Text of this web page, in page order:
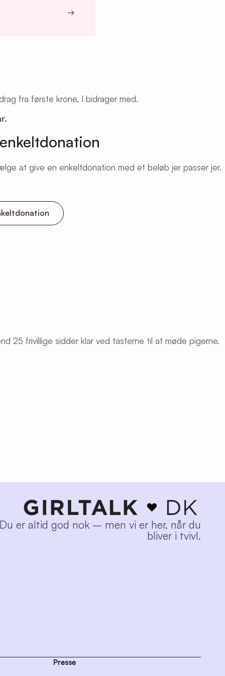
→
fra første krone, I bidrager med.
at give en enkeltdonation med et beløb jer passer jer.
25 frivillige sidder klar ved tasterne til at møde pigerne.
er altid god nok – men vi er her, når du
bliver i tvivl.
Presse